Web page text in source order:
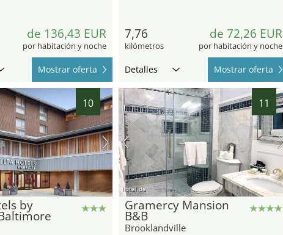
de 136,43 EUR
por habitación y noche
Mostrar oferta
7,76
kilómetros
de 72,26 EUR
por habitación y noche
Detalles Mostrar oferta
10
by
11
hotel.de
Gramercy Mansion
B&B
Brooklandville